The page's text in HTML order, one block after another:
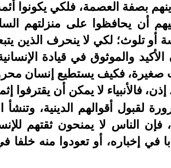
بصفة العصمة، فلكي يكونوا
أن يحافظوا على منزلتهم
تلوث؛ لكي لا ينحرف الذين
والموثوق في قيادة
صغيرة، فكيف يستطيع إنسان
فالأنبياء لا يمكن أن يقترفوا
لقبول أقوالهم الدينية، وتنشأ
الناس لا يمنحون ثقتهم
في إخباره، أو تعودوا منه